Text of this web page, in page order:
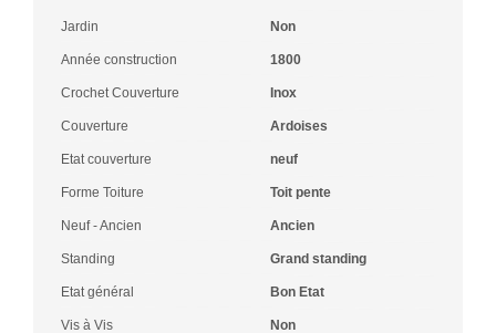
Jardin Non
Année construction 1800
Crochet Couverture Inox
Couverture Ardoises
Etat couverture neuf
Forme Toiture Toit pente
Neuf - Ancien Ancien
Standing Grand standing
Etat général Bon Etat
Vis à Vis Non